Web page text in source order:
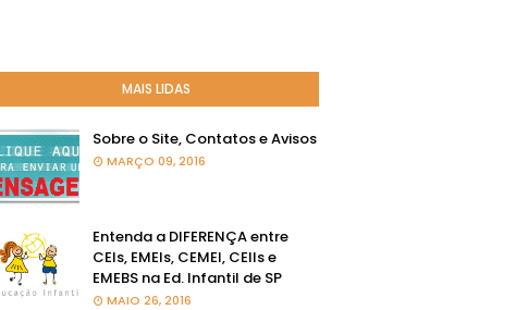
MAIS LIDAS
Sobre o Site, Contatos e Avisos
MARÇO 09, 2016
Entenda a DIFERENÇA entre
CEIs, EMEIs, CEMEI, CEIIs e
EMEBS na Ed. Infantil de SP
MAIO 26, 2016